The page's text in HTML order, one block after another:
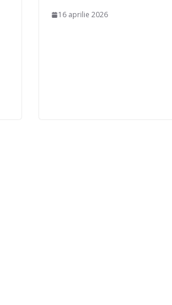
16 aprilie 2026